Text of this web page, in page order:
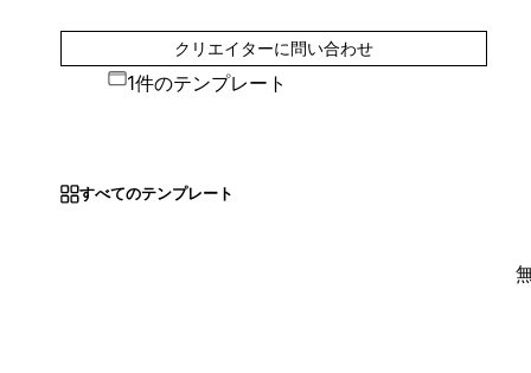
クリエイターに問い合わせ
1件のテンプレート
すべてのテンプレート